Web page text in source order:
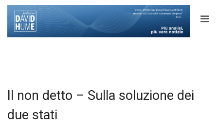
Il non detto – Sulla soluzione dei
due stati